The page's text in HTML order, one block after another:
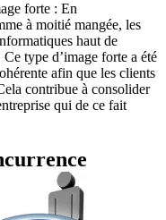
forte : En
à moitié mangée, les
haut de
type d’image forte a été
afin que les clients
contribue à consolider
qui de ce fait